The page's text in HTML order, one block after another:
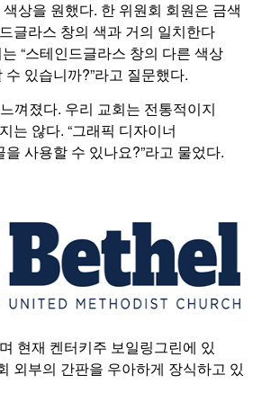
상을 원했다. 한 위원회 회원은 금색
글라스 창의 색과 거의 일치한다
“스테인드글라스 창의 다른 색상
있습니까?”라고 질문했다.
껴졌다. 우리 교회는 전통적이지
는 않다. “그래픽 디자이너
사용할 수 있나요?”라고 물었다.
현재 켄터키주 보일링그린에 있
외부의 간판을 우아하게 장식하고 있